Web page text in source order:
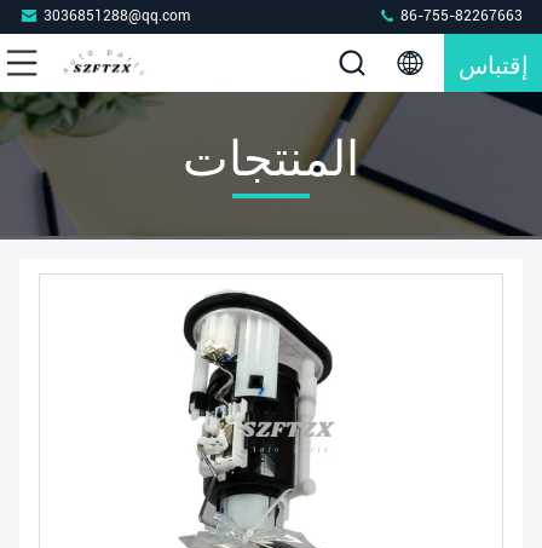
3036851288@qq.com 86-755-82267663
إقتباس
المنتجات